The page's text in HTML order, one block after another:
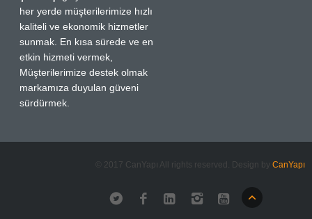
her yerde müşterilerimize hızlı
kaliteli ve ekonomik hizmetler
sunmak. En kısa sürede ve en
etkin hizmeti vermek,
Müşterilerimize destek olmak
markamıza duyulan güveni
sürdürmek.
© 2017 CanYapı All rights reserved. Design by CanYapı